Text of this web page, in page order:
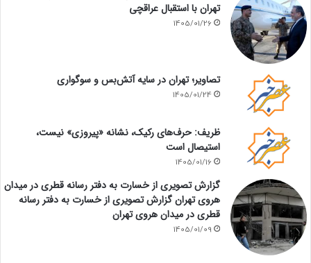
تهران با استقبال عراقچی
1405/01/26
تصاویر؛ تهران در سایه آتش‌بس و سوگواری
1405/01/24
ظریف: حرف‌های رکیک، نشانه «پیروزی» نیست،
استیصال است
1405/01/16
گزارش تصویری از خسارت به دفتر رسانه قطری در میدان
هروی تهران گزارش تصویری از خسارت به دفتر رسانه
قطری در میدان هروی تهران
1405/01/09